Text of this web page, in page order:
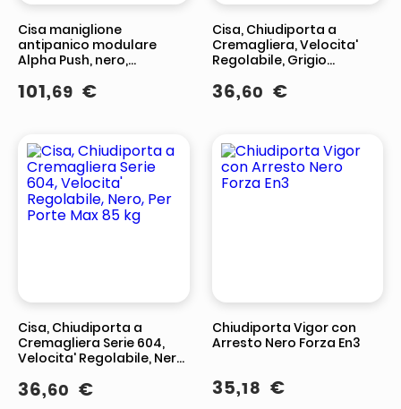
Cisa maniglione
antipanico modulare
Alpha Push, nero,
laterale escludibile, EN
1125, 5M011.10.0
101,69 €
Cisa, Chiudiporta a
Cremagliera, Velocita'
Regolabile, Grigio
36,60 €
Cisa, Chiudiporta a
Cremagliera Serie 604,
Velocita' Regolabile, Nero,
36,60 €
Chiudiporta Vigor con
Arresto Nero Forza En3
35,18 €